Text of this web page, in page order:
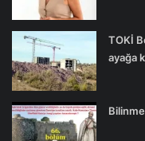
TOKİ
ayağa